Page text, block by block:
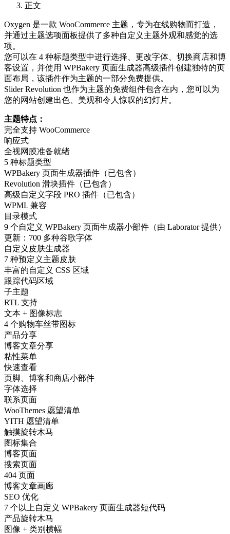
正文
Oxygen 是一款 WooCommerce 主题，专为在线购物而打造，
并通过主题选项面板提供了多种自定义主题外观和感觉的选
项。
您可以在 4 种标题类型中进行选择、更改字体、切换商店和博
客设置，并使用 WPBakery 页面生成器高级插件创建独特的页
面布局，该插件作为主题的一部分免费提供。
Slider Revolution 也作为主题的免费组件包含在内，您可以为
您的网站创建出色、美观和令人惊叹的幻灯片。
主题特点：
完全支持 WooCommerce
响应式
全视网膜准备就绪
5 种标题类型
WPBakery 页面生成器插件（已包含）
Revolution 滑块插件（已包含）
高级自定义字段 PRO 插件（已包含）
WPML 兼容
目录模式
9 个自定义 WPBakery 页面生成器小部件（由 Laborator 提供）
更新：700 多种谷歌字体
自定义皮肤生成器
7 种预定义主题皮肤
丰富的自定义 CSS 区域
跟踪代码区域
子主题
RTL 支持
文本 + 图像标志
4 个购物车丝带图标
产品分享
博客文章分享
粘性菜单
快速查看
页脚、博客和商店小部件
字体选择
联系页面
WooThemes 愿望清单
YITH 愿望清单
触摸旋转木马
图标集合
博客页面
搜索页面
404 页面
博客文章画廊
SEO 优化
7 个以上自定义 WPBakery 页面生成器短代码
产品旋转木马
图像 + 类别横幅